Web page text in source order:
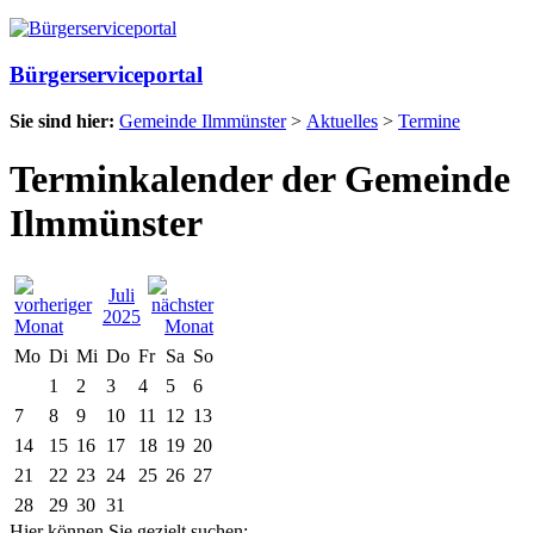
Bürgerserviceportal
Sie sind hier: Gemeinde Ilmmünster> Aktuelles > Termine
Terminkalender der Gemeinde
Ilmmünster
Juli
2025
Mo Di Mi Do Fr Sa So
1
2 3 4 5
6
7
8 9 10 11 12 13
14
15 16 17 18 19 20
21
22 23 24 25 26 27
28
29 30 31